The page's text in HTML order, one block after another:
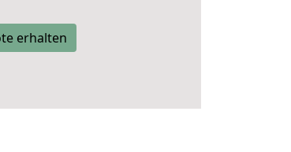
erhalten